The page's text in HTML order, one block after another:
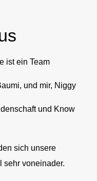
ist ein Team
und mir, Niggy
und Know
sich unsere
sehr voneinader.